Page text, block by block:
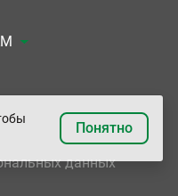
программы
данных
Понятно